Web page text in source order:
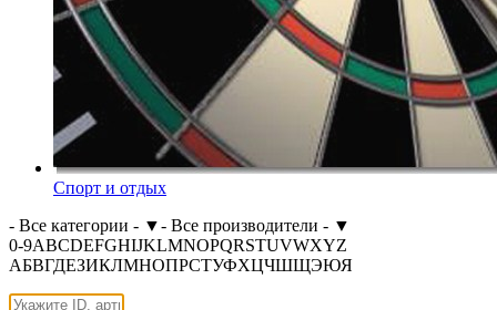
Спорт и отдых
- Все категории - ▼- Все производители - ▼
0-9ABCDEFGHIJKLMNOPQRSTUVWXYZ
АБВГДЕЗИКЛМНОПРСТУФХЦЧШЩЭЮЯ